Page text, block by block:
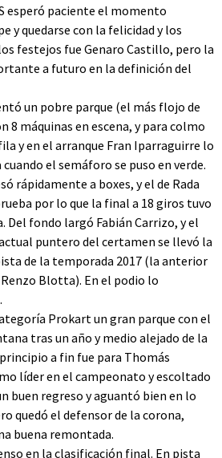
esperó paciente el momento
y quedarse con la felicidad y los
festejos fue Genaro Castillo, pero la
a futuro en la definición del
un pobre parque (el más flojo de
máquinas en escena, y para colmo
y en el arranque Fran Iparraguirre lo
el semáforo se puso en verde.
rápidamente a boxes, y el de Rada
por lo que la final a 18 giros tuvo
Del fondo largó Fabián Carrizo, y el
puntero del certamen se llevó la
de la temporada 2017 (la anterior
Blotta). En el podio lo
Prokart un gran parque con el
tras un año y medio alejado de la
a fin fue para Thomás
líder en el campeonato y escoltado
buen regreso y aguantó bien en lo
quedó el defensor de la corona,
buena remontada.
en la clasificación final. En pista